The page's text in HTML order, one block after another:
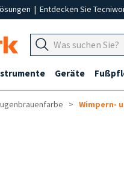
| Entdecken Sie
Geräte
Wimpern-